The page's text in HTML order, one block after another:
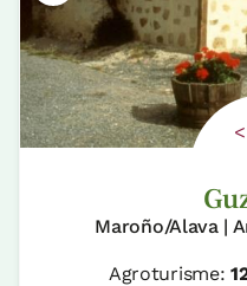
<
Maroño/Alava |
Agroturisme: